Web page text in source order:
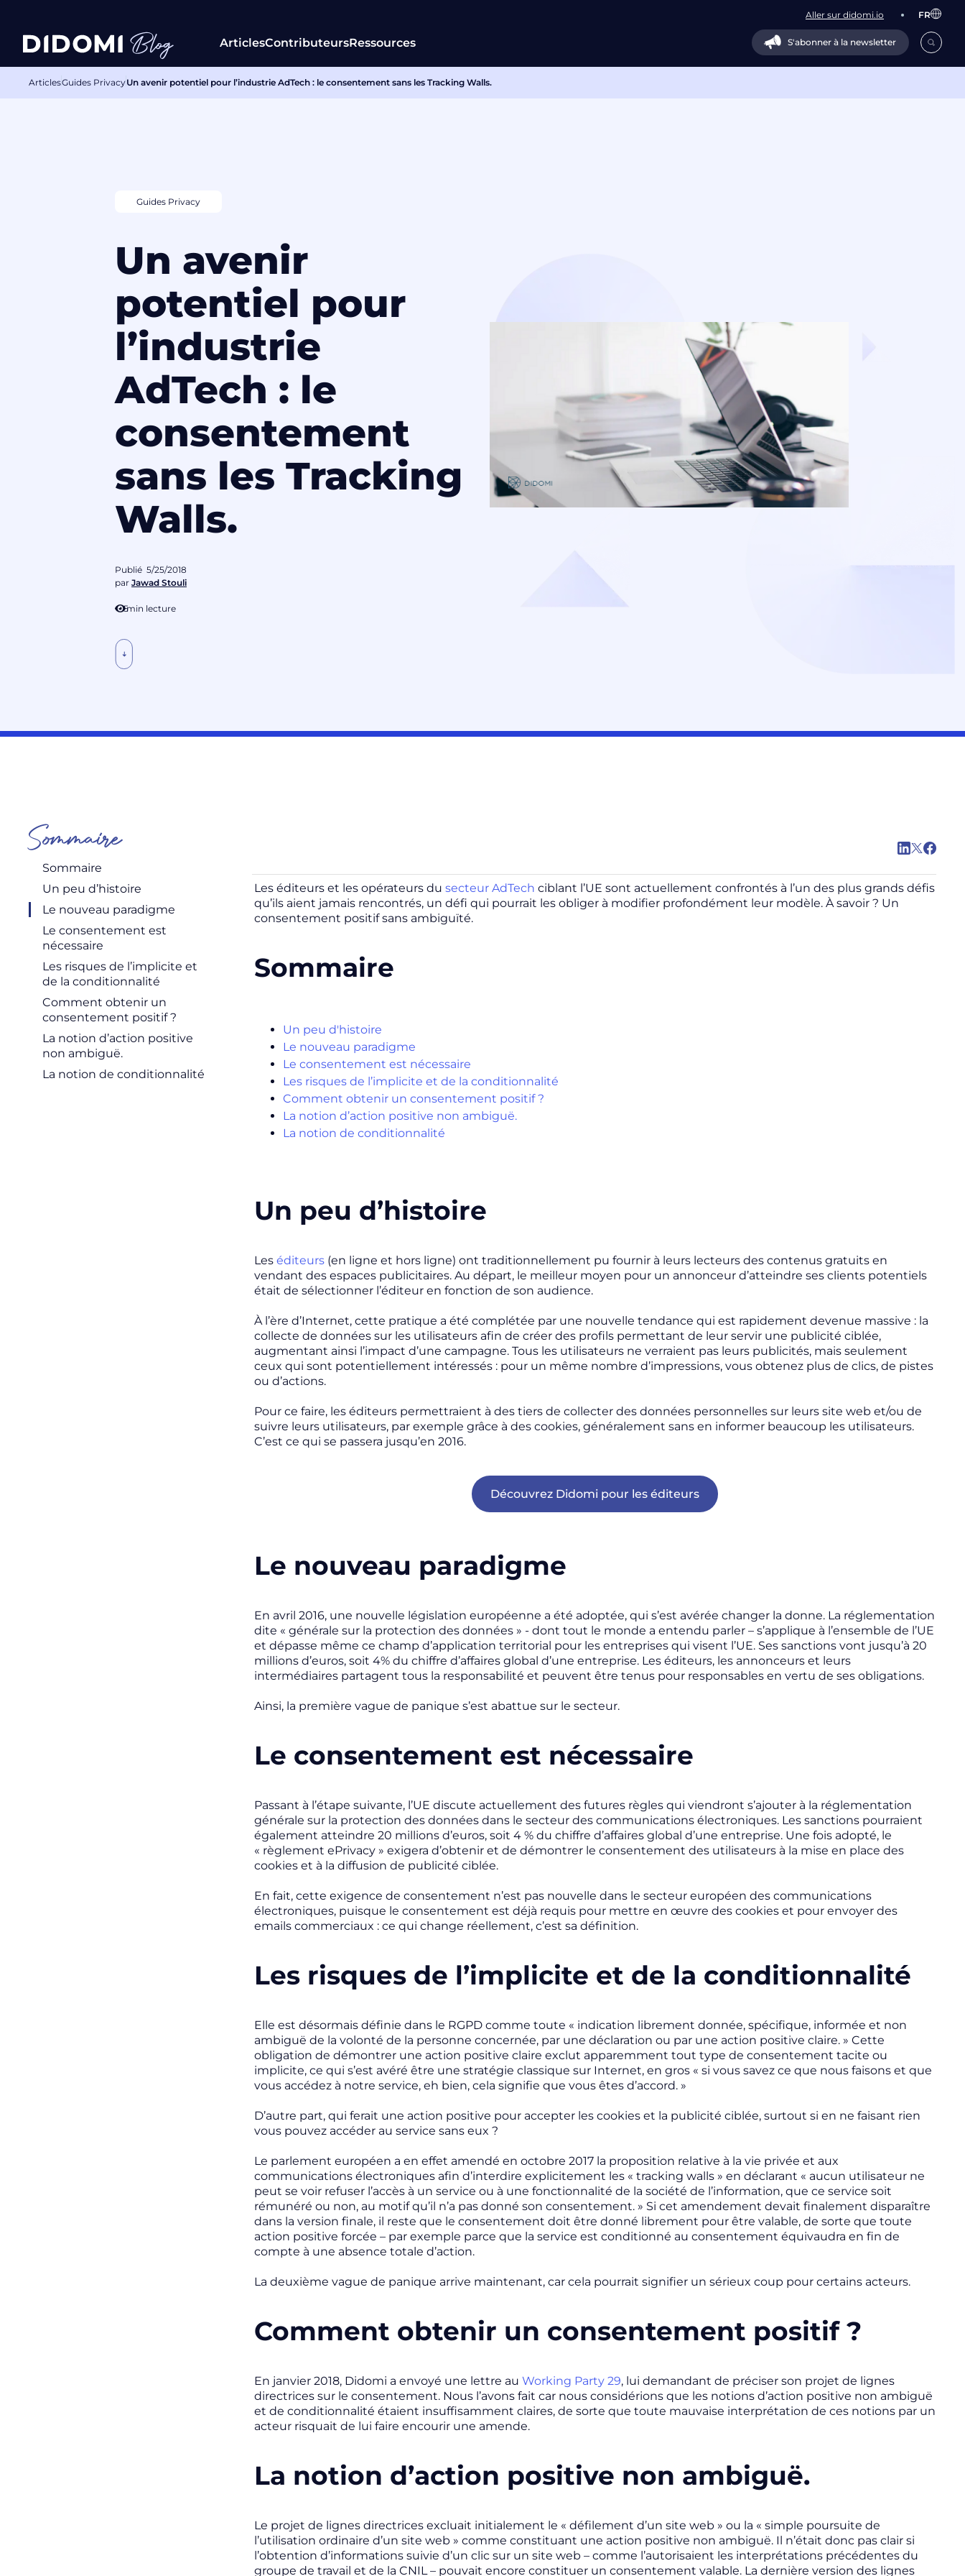
Aller sur didomi.io FR
ArticlesContributeursRessources S'abonner à la newsletter
ArticlesGuides PrivacyUn avenir potentiel pour l’industrie AdTech : le consentement sans les Tracking Walls.
Guides Privacy
Un avenir
potentiel pour
l’industrie
AdTech : le
consentement
sans les Tracking
Walls.
Publié 5/25/2018
par Jawad Stouli
5min lecture
Sommaire
Sommaire
Un peu d’histoire
Le nouveau paradigme
Le consentement est
nécessaire
Les risques de l’implicite et
de la conditionnalité
Comment obtenir un
consentement positif ?
La notion d’action positive
non ambiguë.
La notion de conditionnalité
Les éditeurs et les opérateurs du secteur AdTech ciblant l’UE sont actuellement confrontés à l’un des plus grands défis
qu’ils aient jamais rencontrés, un défi qui pourrait les obliger à modifier profondément leur modèle. À savoir ? Un
consentement positif sans ambiguïté.
Sommaire
Un peu d'histoire
Le nouveau paradigme
Le consentement est nécessaire
Les risques de l’implicite et de la conditionnalité
Comment obtenir un consentement positif ?
La notion d’action positive non ambiguë.
La notion de conditionnalité
Un peu d’histoire
Les éditeurs (en ligne et hors ligne) ont traditionnellement pu fournir à leurs lecteurs des contenus gratuits en
vendant des espaces publicitaires. Au départ, le meilleur moyen pour un annonceur d’atteindre ses clients potentiels
était de sélectionner l’éditeur en fonction de son audience.
À l’ère d’Internet, cette pratique a été complétée par une nouvelle tendance qui est rapidement devenue massive : la
collecte de données sur les utilisateurs afin de créer des profils permettant de leur servir une publicité ciblée,
augmentant ainsi l’impact d’une campagne. Tous les utilisateurs ne verraient pas leurs publicités, mais seulement
ceux qui sont potentiellement intéressés : pour un même nombre d’impressions, vous obtenez plus de clics, de pistes
ou d’actions.
Pour ce faire, les éditeurs permettraient à des tiers de collecter des données personnelles sur leurs site web et/ou de
suivre leurs utilisateurs, par exemple grâce à des cookies, généralement sans en informer beaucoup les utilisateurs.
C’est ce qui se passera jusqu’en 2016.
Découvrez Didomi pour les éditeurs
Le nouveau paradigme
En avril 2016, une nouvelle législation européenne a été adoptée, qui s’est avérée changer la donne. La réglementation
dite « générale sur la protection des données » - dont tout le monde a entendu parler – s’applique à l’ensemble de l’UE
et dépasse même ce champ d’application territorial pour les entreprises qui visent l’UE. Ses sanctions vont jusqu’à 20
millions d’euros, soit 4% du chiffre d’affaires global d’une entreprise. Les éditeurs, les annonceurs et leurs
intermédiaires partagent tous la responsabilité et peuvent être tenus pour responsables en vertu de ses obligations.
Ainsi, la première vague de panique s’est abattue sur le secteur.
Le consentement est nécessaire
Passant à l’étape suivante, l’UE discute actuellement des futures règles qui viendront s’ajouter à la réglementation
générale sur la protection des données dans le secteur des communications électroniques. Les sanctions pourraient
également atteindre 20 millions d’euros, soit 4 % du chiffre d’affaires global d’une entreprise. Une fois adopté, le
« règlement ePrivacy » exigera d’obtenir et de démontrer le consentement des utilisateurs à la mise en place des
cookies et à la diffusion de publicité ciblée.
En fait, cette exigence de consentement n’est pas nouvelle dans le secteur européen des communications
électroniques, puisque le consentement est déjà requis pour mettre en œuvre des cookies et pour envoyer des
emails commerciaux : ce qui change réellement, c’est sa définition.
Les risques de l’implicite et de la conditionnalité
Elle est désormais définie dans le RGPD comme toute « indication librement donnée, spécifique, informée et non
ambiguë de la volonté de la personne concernée, par une déclaration ou par une action positive claire. » Cette
obligation de démontrer une action positive claire exclut apparemment tout type de consentement tacite ou
implicite, ce qui s’est avéré être une stratégie classique sur Internet, en gros « si vous savez ce que nous faisons et que
vous accédez à notre service, eh bien, cela signifie que vous êtes d’accord. »
D’autre part, qui ferait une action positive pour accepter les cookies et la publicité ciblée, surtout si en ne faisant rien
vous pouvez accéder au service sans eux ?
Le parlement européen a en effet amendé en octobre 2017 la proposition relative à la vie privée et aux
communications électroniques afin d’interdire explicitement les « tracking walls » en déclarant « aucun utilisateur ne
peut se voir refuser l’accès à un service ou à une fonctionnalité de la société de l’information, que ce service soit
rémunéré ou non, au motif qu’il n’a pas donné son consentement. » Si cet amendement devait finalement disparaître
dans la version finale, il reste que le consentement doit être donné librement pour être valable, de sorte que toute
action positive forcée – par exemple parce que la service est conditionné au consentement équivaudra en fin de
compte à une absence totale d’action.
La deuxième vague de panique arrive maintenant, car cela pourrait signifier un sérieux coup pour certains acteurs.
Comment obtenir un consentement positif ?
En janvier 2018, Didomi a envoyé une lettre au Working Party 29, lui demandant de préciser son projet de lignes
directrices sur le consentement. Nous l’avons fait car nous considérions que les notions d’action positive non ambiguë
et de conditionnalité étaient insuffisamment claires, de sorte que toute mauvaise interprétation de ces notions par un
acteur risquait de lui faire encourir une amende.
La notion d’action positive non ambiguë.
Le projet de lignes directrices excluait initialement le « défilement d’un site web » ou la « simple poursuite de
l’utilisation ordinaire d’un site web » comme constituant une action positive non ambiguë. Il n’était donc pas clair si
l’obtention d’informations suivie d’un clic sur un site web – comme l’autorisaient les interprétations précédentes du
groupe de travail et de la CNIL – pouvait encore constituer un consentement valable. La dernière version des lignes